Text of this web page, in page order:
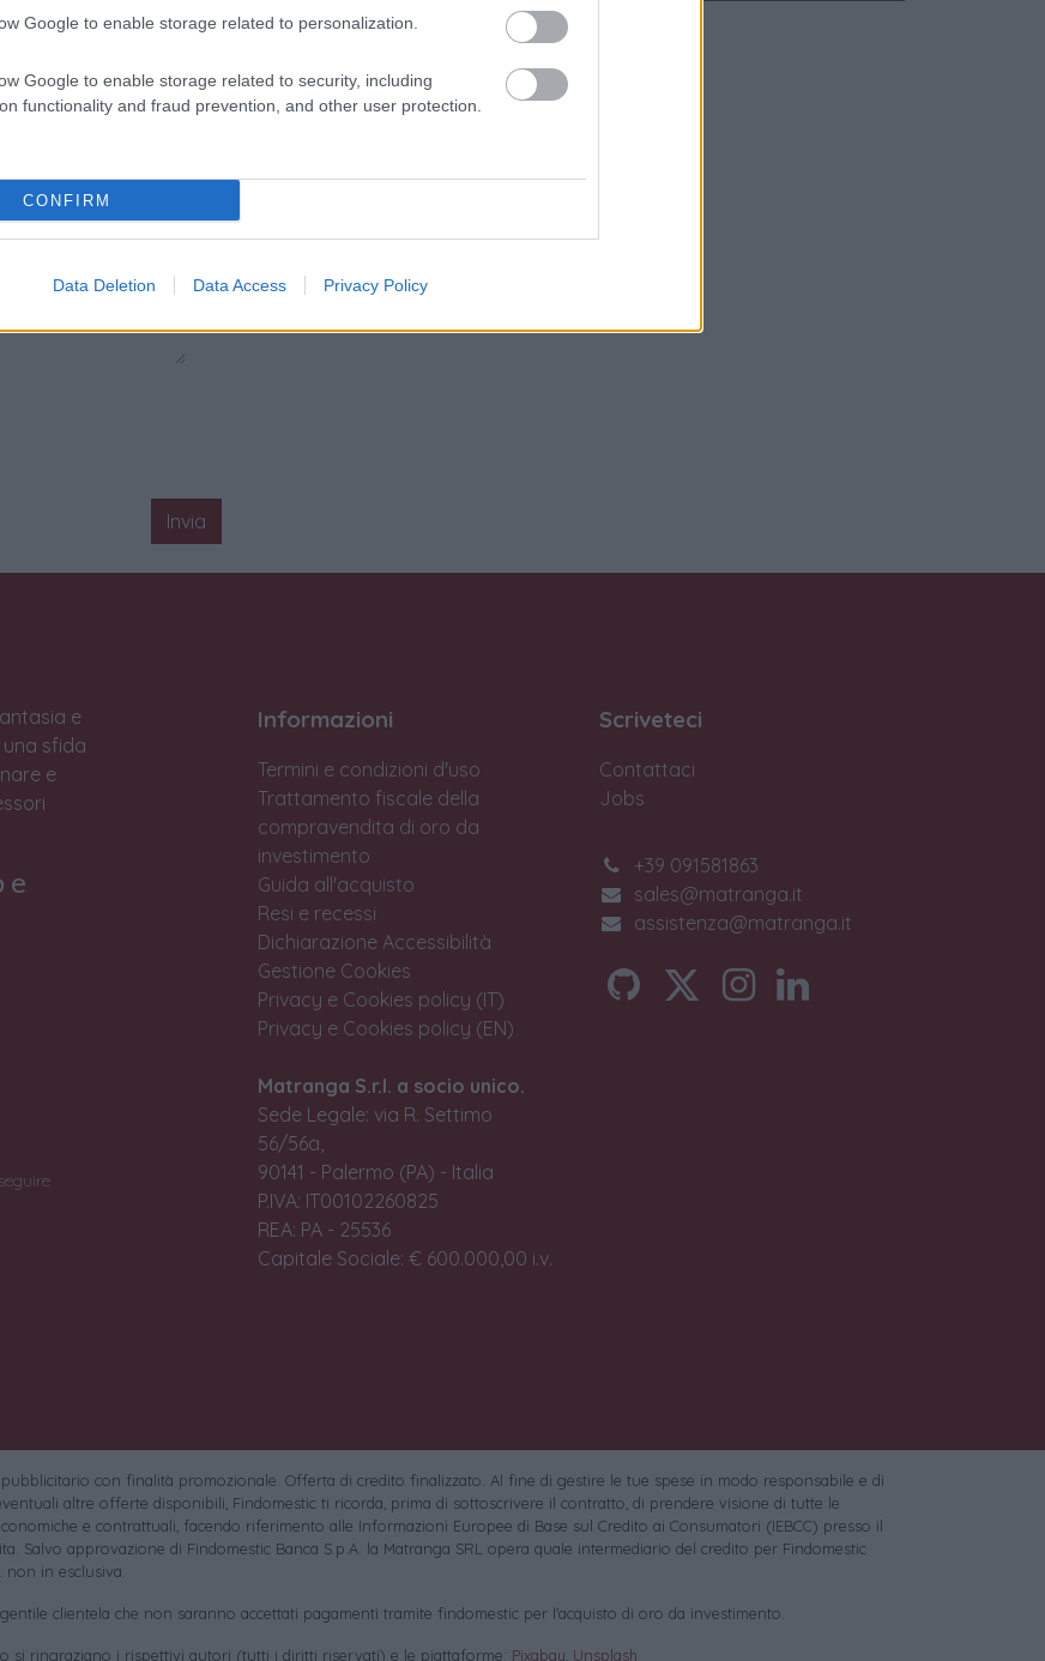
Google to enable storage related to personalization.
Google to enable storage related to security, including
functionality and fraud prevention, and other user protection.
CONFIRM
Data Deletion Data Access Privacy Policy
Invia
e
sfida
e
e
Informazioni
Termini e condizioni d'uso
Trattamento fiscale della
compravendita di oro da
investimento
Guida all'acquisto
Resi e recessi
Dichiarazione Accessibilità
Gestione Cookies
Privacy e Cookies policy (IT)
Privacy e Cookies policy (EN)
Matranga S.r.l. a socio unico.
Sede Legale: via R. Settimo
56/56a,
90141 - Palermo (PA) - Italia
P.IVA: IT00102260825
REA: PA - 25536
Capitale Sociale: € 600.000,00 i.v.
Scriveteci
Contattaci
Jobs
+39 091581863
sales@matranga.it
assistenza@matranga.it
pubblicitario con finalità promozionale. Offerta di credito finalizzato. Al fine di gestire le tue spese in modo responsabile e di
altre offerte disponibili, Findomestic ti ricorda, prima di sottoscrivere il contratto, di prendere visione di tutte le
e contrattuali, facendo riferimento alle Informazioni Europee di Base sul Credito ai Consumatori (IEBCC) presso il
Salvo approvazione di Findomestic Banca S.p.A. la Matranga SRL opera quale intermediario del credito per Findomestic
non in esclusiva.
clientela che non saranno accettati pagamenti tramite findomestic per l'acquisto di oro da investimento.
si ringraziano i rispettivi autori (tutti i diritti riservati) e le piattaforme: Pixabay, Unsplash